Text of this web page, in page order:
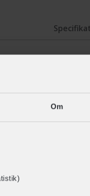
Om
understøtter også
højdepunkter
fastgjort til den
baglys hjælper i den
for andre
med 180° synlighed er